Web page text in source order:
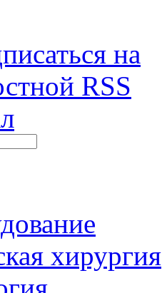
хирургия